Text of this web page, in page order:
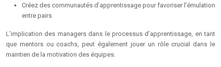
Créez des communautés d’apprentissage pour favoriser l’émulation
entre pairs
L’implication des managers dans le processus d’apprentissage, en tant
que mentors ou coachs, peut également jouer un rôle crucial dans le
maintien de la motivation des équipes.